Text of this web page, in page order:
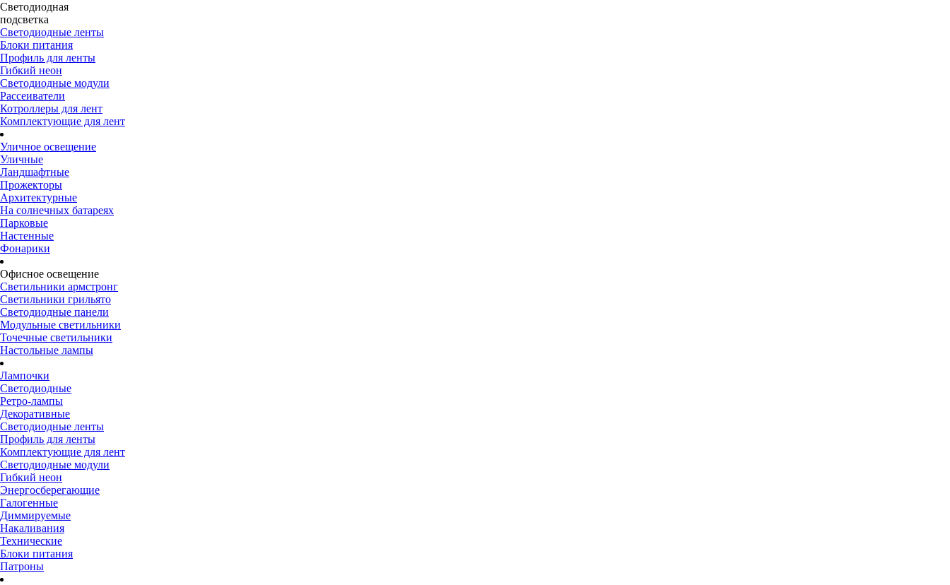
Светодиодная
подсветка
Светодиодные ленты
Блоки питания
Профиль для ленты
Гибкий неон
Светодиодные модули
Рассеиватели
Котроллеры для лент
Комплектующие для лент
Уличное освещение
Уличные
Ландшафтные
Прожекторы
Архитектурные
На солнечных батареях
Парковые
Настенные
Фонарики
Офисное освещение
Светильники армстронг
Светильники грильято
Светодиодные панели
Модульные светильники
Точечные светильники
Настольные лампы
Лампочки
Светодиодные
Ретро-лампы
Декоративные
Светодиодные ленты
Профиль для ленты
Комплектующие для лент
Светодиодные модули
Гибкий неон
Энергосберегающие
Галогенные
Диммируемые
Накаливания
Технические
Блоки питания
Патроны